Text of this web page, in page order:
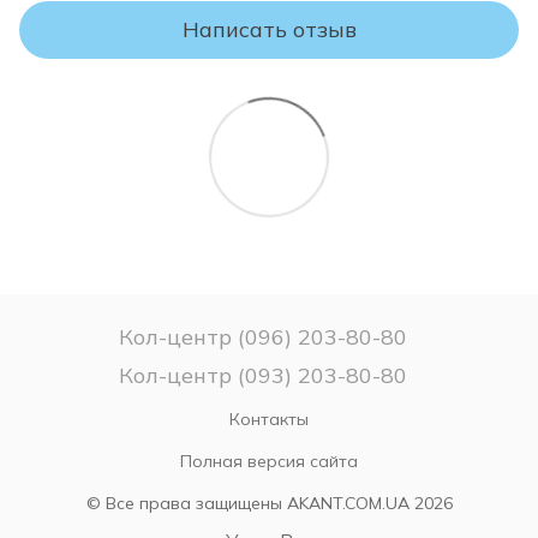
товара.
ВНИМАНИЕ!
модели и размера матраса Вашему заказу.
Если Вы не уверены в выборе матраса – не
упаковки матрас считается таким, какой был в
использовании и ВОЗВРАТУ или ОБМЕНУ НЕ ПОДЛЕЖИТ!
Написать отзыв
Кол-центр (096) 203-80-80
Кол-центр (093) 203-80-80
Контакты
Полная версия сайта
© Все права защищены AKANT.COM.UA 2026